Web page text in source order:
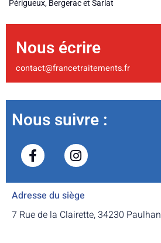
Périgueux, Bergerac et Sarlat
Nous écrire
contact@francetraitements.fr
Nous suivre :
Adresse du siège
7 Rue de la Clairette, 34230 Paulhan